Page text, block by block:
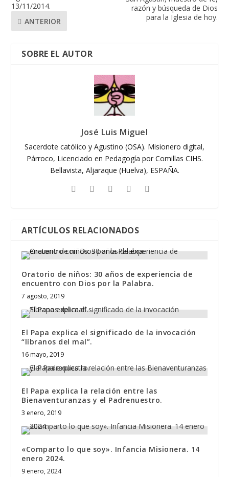
13/11/2014.
ANTERIOR
razón y búsqueda de Dios
para la Iglesia de hoy.
SOBRE EL AUTOR
José Luis Miguel
Sacerdote católico y Agustino (OSA). Misionero digital,
Párroco, Licenciado en Pedagogía por Comillas CIHS.
Bellavista, Aljaraque (Huelva), ESPAÑA.
ARTÍCULOS RELACIONADOS
Oratorio de niños: 30 años de experiencia de
encuentro con Dios por la Palabra.
7 agosto, 2019
El Papa explica el significado de la invocación
“líbranos del mal”.
16 mayo, 2019
El Papa explica la relación entre las
Bienaventuranzas y el Padrenuestro.
3 enero, 2019
«Comparto lo que soy». Infancia Misionera. 14
enero 2024.
9 enero, 2024